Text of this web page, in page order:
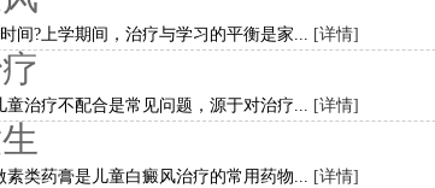
间?上学期间，治疗与学习的平衡是家... [详情]
治疗不配合是常见问题，源于对治疗... [详情]
类药膏是儿童白癜风治疗的常用药物... [详情]